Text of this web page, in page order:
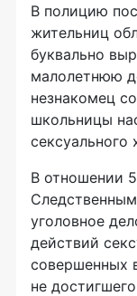
В полицию
жительниц
буквально
малолетнюю
незнакомец
школьницы
сексуального
В отношении
уголовное
действий
совершенных
не